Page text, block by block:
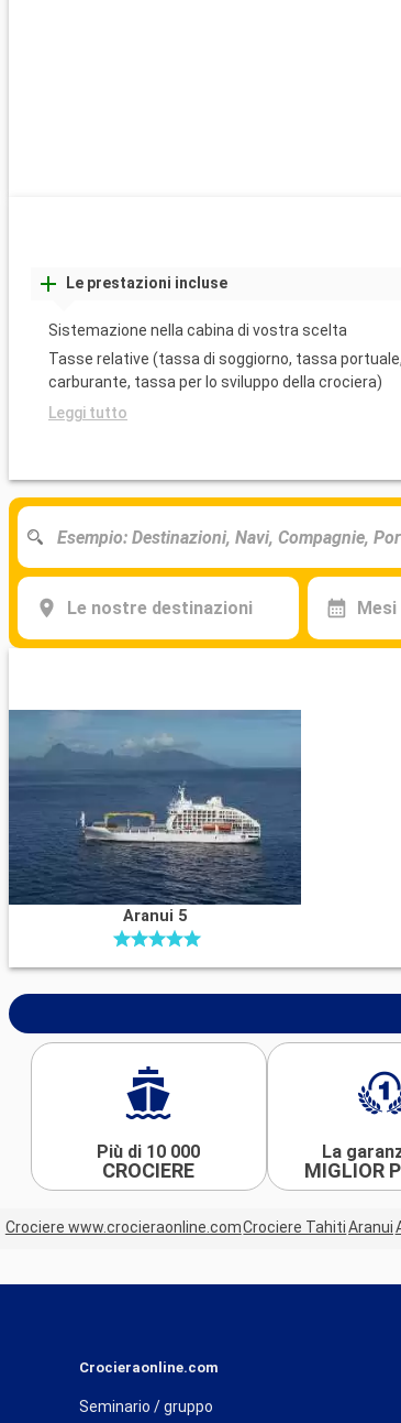
Le prestazioni incluse
Sistemazione nella cabina di vostra scelta
Tasse relative (tassa di soggiorno, tassa portuale,
carburante, tassa per lo sviluppo della crociera)
Leggi tutto
Le nostre destinazioni
Aranui 5
Più di 10 000
CROCIERE
La
MIGLIOR
Crociere www.crocieraonline.comCrociere TahitiAranui
Crocieraonline.com
Seminario / gruppo